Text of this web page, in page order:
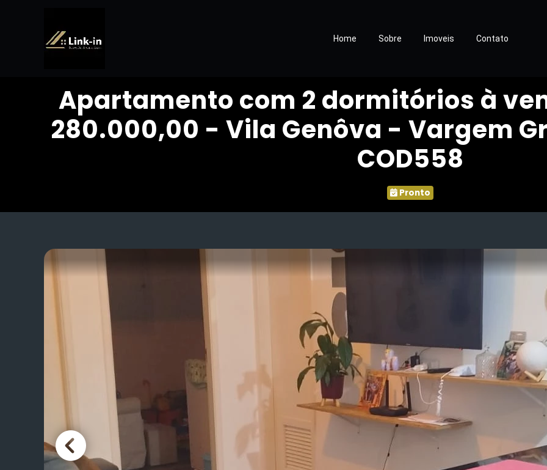
Home Sobre Imoveis Contato
Apartamento com 2 dormitórios à
280.000,00 - Vila Genôva - Vargem
COD558
Pronto